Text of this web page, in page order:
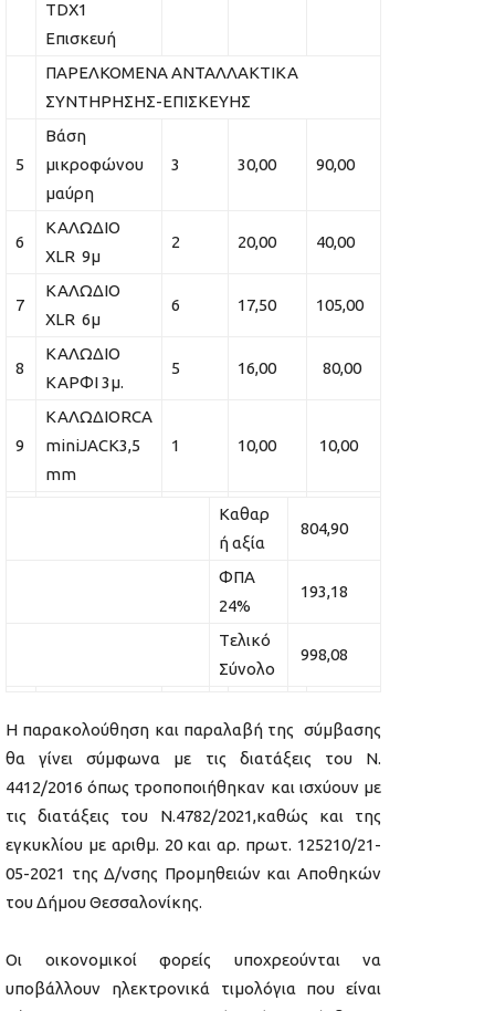
TDX1
Eπισκευή
ΠΑΡΕΛΚΟΜΕΝΑ ΑΝΤΑΛΛΑΚΤΙΚΑ
ΣΥΝΤΗΡΗΣΗΣ-ΕΠΙΣΚΕΥΗΣ
5
Βάση
μικροφώνου
μαύρη
3 30,00 90,00
6
ΚΑΛΩΔΙΟ
XLR 9μ
2 20,00 40,00
7
ΚΑΛΩΔΙΟ
XLR 6μ
6 17,50 105,00
8
ΚΑΛΩΔΙΟ
ΚΑΡΦΙ 3μ.
5 16,00 80,00
9
ΚΑΛΩΔΙΟRCA
miniJACK3,5
mm
1 10,00 10,00
Καθαρ
ή αξία
804,90
ΦΠΑ
24%
193,18
Tελικό
Σύνολο
998,08
Η παρακολούθηση και παραλαβή της σύμβασης
θα γίνει σύμφωνα με τις διατάξεις του Ν.
4412/2016 όπως τροποποιήθηκαν και ισχύουν με
τις διατάξεις του Ν.4782/2021,καθώς και της
εγκυκλίου με αριθμ. 20 και αρ. πρωτ. 125210/21-
05-2021 της Δ/νσης Προμηθειών και Αποθηκών
του Δήμου Θεσσαλονίκης.
Οι οικονομικοί φορείς υποχρεούνται να
υποβάλλουν ηλεκτρονικά τιμολόγια που είναι